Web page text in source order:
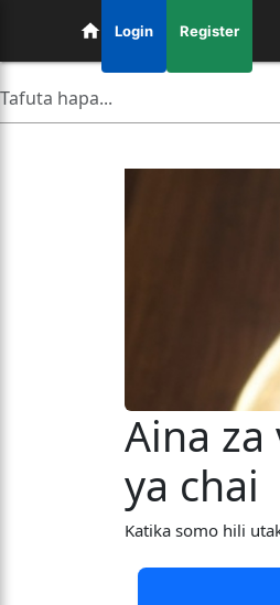
Login Register
Aina
ya chai
Katika somo hili